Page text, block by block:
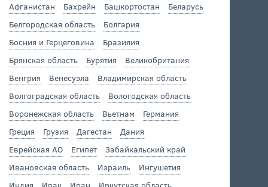
Афганистан
Бахрейн Башкортостан
Беларусь
Белгородская область
Болгария
Босния и Герцеговина
Бразилия
Брянская область
Бурятия
Великобритания
Венгрия
Венесуэла
Владимирская область
Волгоградская область
Вологодская область
Воронежская область
Вьетнам
Германия
Греция
Грузия Дагестан
Дания
Еврейская АО
Египет
Забайкальский край
Ивановская область
Израиль
Ингушетия